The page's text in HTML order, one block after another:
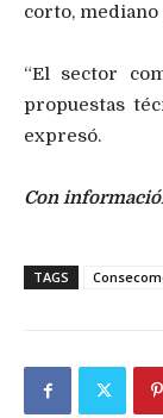
corto,
“El sector
propuestas
expresó.
Con
TAGS